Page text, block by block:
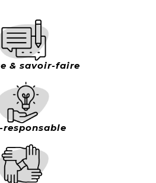
& savoir-faire
responsable